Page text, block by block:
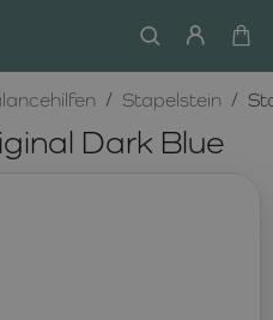
Dark Blue
Stapelstein